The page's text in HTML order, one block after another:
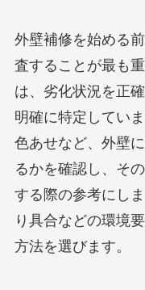
外壁補修を始める
査することが最も
は、劣化状況を正
明確に特定してい
色あせなど、外壁
るかを確認し、そ
する際の参考にし
り具合などの環境
方法を選びます。